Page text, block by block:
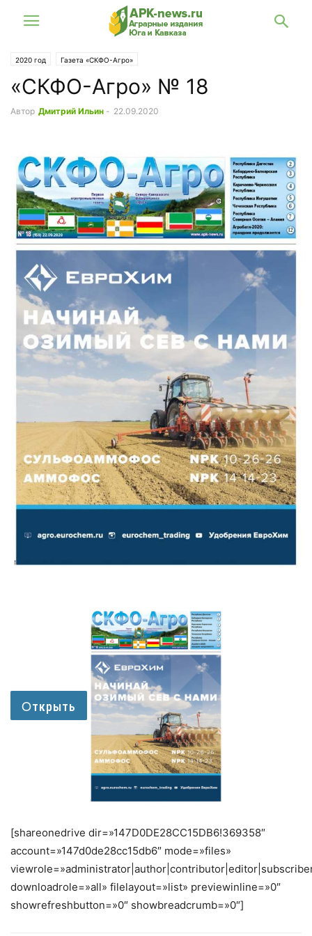
2020 год Газета «СКФО-Агро»
«СКФО-Агро» № 18
Автор Дмитрий Ильин - 22.09.2020
[shareonedrive dir=»147D0DE28CC15DB6!369358″
account=»147d0de28cc15db6″ mode=»files»
downloadrole=»all» filelayout=»list» previewinline=»0″
showrefreshbutton=»0″ showbreadcrumb=»0″]